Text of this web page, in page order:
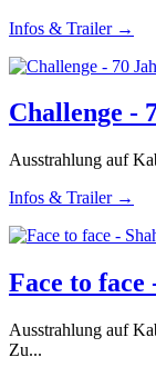
Infos & Trailer →
Challenge -
Ausstrahlung auf
Infos & Trailer →
Face to face
Ausstrahlung auf
Zu...